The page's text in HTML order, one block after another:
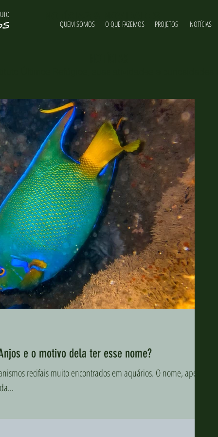
e o motivo dela ter esse nome?
recifais muito encontrados em aquários. O nome, apesar
QUEM SOMOS
O QUE FAZEMOS PROJETOS NOTÍCIAS